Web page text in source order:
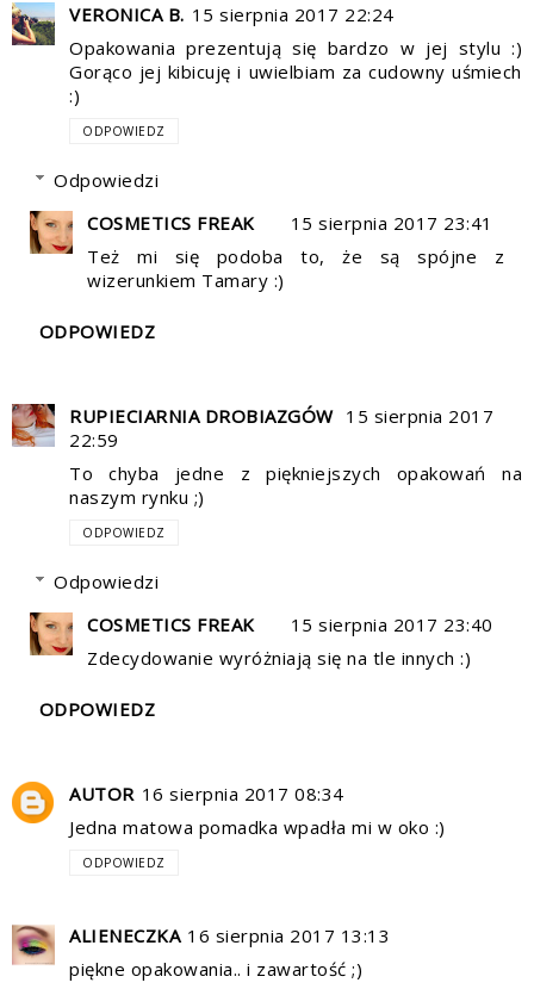
VERONICA B. 15 sierpnia 2017 22:24
Opakowania prezentują się bardzo w jej stylu :)
Gorąco jej kibicuję i uwielbiam za cudowny uśmiech
:)
ODPOWIEDZ
Odpowiedzi
COSMETICS FREAK
15 sierpnia 2017 23:41
Też mi się podoba to, że są spójne z
wizerunkiem Tamary :)
ODPOWIEDZ
RUPIECIARNIA DROBIAZGÓW 15 sierpnia 2017
22:59
To chyba jedne z piękniejszych opakowań na
naszym rynku ;)
ODPOWIEDZ
Odpowiedzi
COSMETICS FREAK
15 sierpnia 2017 23:40
Zdecydowanie wyróżniają się na tle innych :)
ODPOWIEDZ
AUTOR 16 sierpnia 2017 08:34
Jedna matowa pomadka wpadła mi w oko :)
ODPOWIEDZ
ALIENECZKA 16 sierpnia 2017 13:13
piękne opakowania.. i zawartość ;)